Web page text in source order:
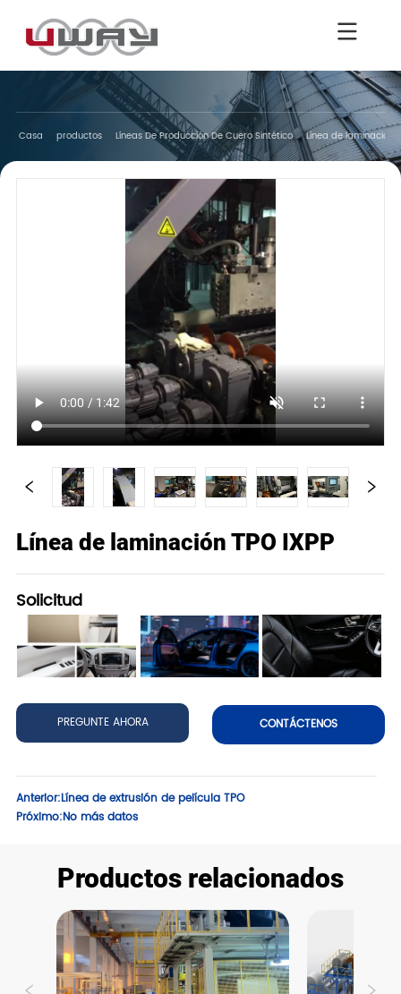
Casa productos Líneas De Producción De Cuero Sintético Línea de laminación
Línea de laminación TPO IXPP
Solicitud
PREGUNTE AHORA CONTÁCTENOS
Anterior:Línea de extrusión de película TPO
Próximo:No más datos
Productos relacionados